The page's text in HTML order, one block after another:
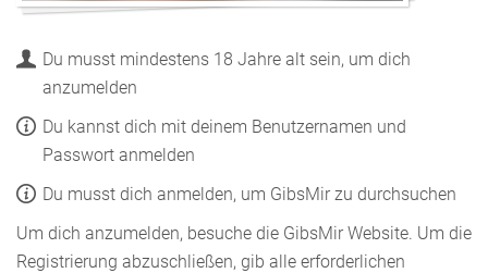
Du musst mindestens 18 Jahre alt sein, um dich
anzumelden
Du kannst dich mit deinem Benutzernamen und
Passwort anmelden
Du musst dich anmelden, um GibsMir zu durchsuchen
Um dich anzumelden, besuche die GibsMir Website. Um die
Registrierung abzuschließen, gib alle erforderlichen